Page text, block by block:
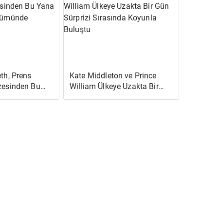
Kahkaha Attı
Prens
Bu
Kate Middleton ve Prince
William Ülkeye Uzakta Bir
Gün Sürprizi Sırasında